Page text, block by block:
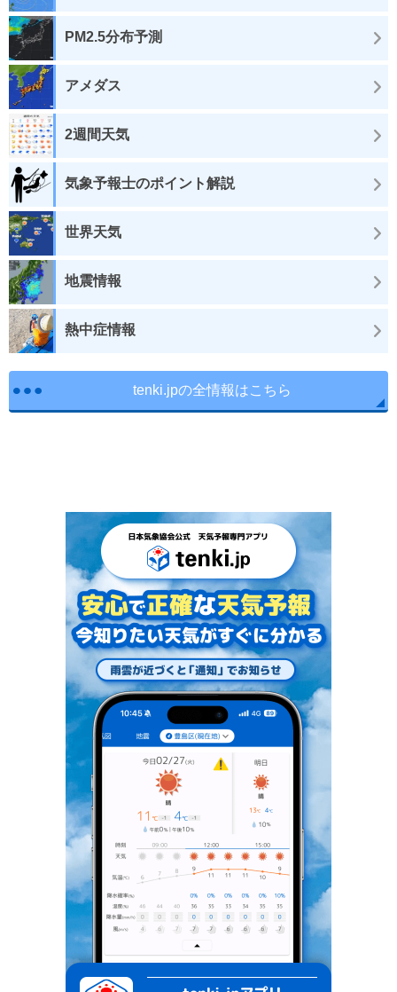
PM2.5分布予測
アメダス
2週間天気
気象予報士のポイント解説
世界天気
地震情報
熱中症情報
tenki.jpの全情報はこちら